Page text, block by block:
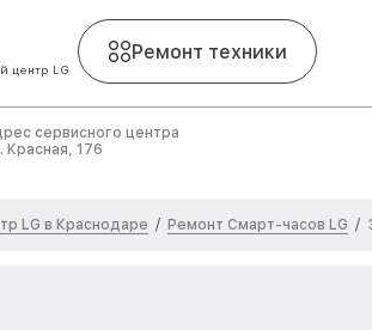
центр LG
Ремонт техники
сервисного центра
Красная, 176
LG в Краснодаре / Ремонт Смарт-часов LG /